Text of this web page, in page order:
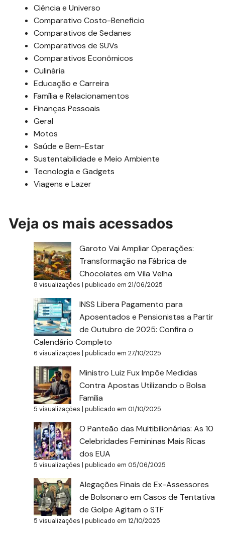
Ciência e Universo
Comparativo Costo-Beneficio
Comparativos de Sedanes
Comparativos de SUVs
Comparativos Econômicos
Culinária
Educação e Carreira
Família e Relacionamentos
Finanças Pessoais
Geral
Motos
Saúde e Bem-Estar
Sustentabilidade e Meio Ambiente
Tecnologia e Gadgets
Viagens e Lazer
Veja os mais acessados
Garoto Vai Ampliar Operações:
Transformação na Fábrica de
Chocolates em Vila Velha
8 visualizações |publicado em 21/06/2025
INSS Libera Pagamento para
Aposentados e Pensionistas a Partir
de Outubro de 2025: Confira o
Calendário Completo
6 visualizações |publicado em 27/10/2025
Ministro Luiz Fux Impõe Medidas
Contra Apostas Utilizando o Bolsa
Família
5 visualizações |publicado em 01/10/2025
O Panteão das Multibilionárias: As 10
Celebridades Femininas Mais Ricas
dos EUA
5 visualizações |publicado em 05/06/2025
Alegações Finais de Ex-Assessores
de Bolsonaro em Casos de Tentativa
de Golpe Agitam o STF
5 visualizações |publicado em 12/10/2025